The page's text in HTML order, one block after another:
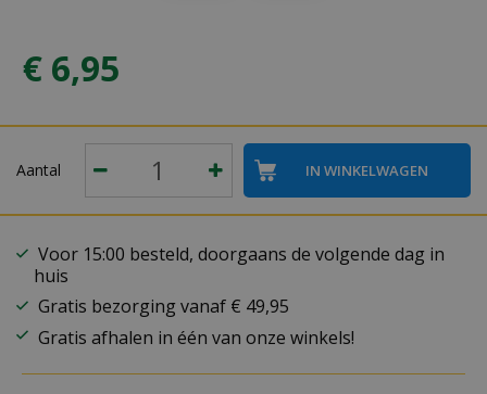
€ 6,95
Aantal
Voor 15:00 besteld, doorgaans de volgende dag in
huis
Gratis bezorging vanaf € 49,95
Gratis afhalen in één van onze winkels!